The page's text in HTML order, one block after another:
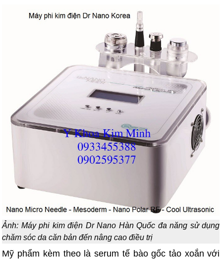
Ảnh: Máy phi kim điện Dr Nano Hàn Quốc đa năng sử dụng
chăm sóc da căn bản đến nâng cao điều trị
Mỹ phẩm kèm theo là serum tế bào gốc tảo xoắn với